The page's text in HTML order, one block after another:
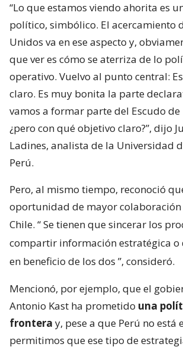
“Lo que estamos viendo ahorita es
político, simbólico. El acercamiento
Unidos va en ese aspecto y,
que ver es cómo se aterriza de lo
operativo. Vuelvo al punto central:
claro. Es muy bonita la parte
vamos a formar parte del Escudo de
¿pero con qué objetivo claro?”, dijo
Ladines, analista de la Universidad
Perú.
Pero, al mismo tiempo, reconoció
oportunidad de mayor colaboración
Chile. “Se tienen que sincerar los
compartir información estratégica o
en beneficio de los dos ”, consideró.
Mencionó, por ejemplo, que el
Antonio Kast ha prometido una
frontera y, pese a que Perú no está
permitimos que ese tipo de